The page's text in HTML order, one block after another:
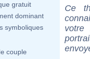
gratuit
dominant
symboliques
couple
Ce
votre